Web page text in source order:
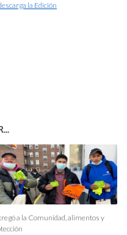
la Edición
a la Comunidad, alimentos y